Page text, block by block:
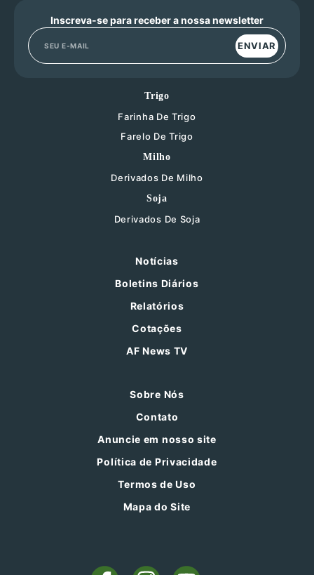
Inscreva-se para receber a nossa newsletter
ENVIAR
Trigo
Farinha De Trigo
Farelo De Trigo
Milho
Derivados De Milho
Soja
Derivados De Soja
Notícias
Boletins Diários
Relatórios
Cotações
AF News TV
Sobre Nós
Contato
Anuncie em nosso site
Política de Privacidade
Termos de Uso
Mapa do Site